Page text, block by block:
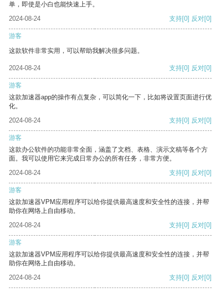
单，即使是小白也能快速上手。
2024-08-24
支持[0] 反对[0]
游客
这款软件非常实用，可以帮助我解决很多问题。
2024-08-24 支持[0] 反对[0]
游客
这款加速器app的操作有点复杂，可以简化一下，比如将设置页面进行优
化。
2024-08-24
支持[0] 反对[0]
游客
这款办公软件的功能非常全面，涵盖了文档、表格、演示文稿等各个方
面。我可以使用它来完成日常办公的所有任务，非常方便。
2024-08-24
支持[0] 反对[0]
游客
这款加速器VPM应用程序可以给你提供最高速度和安全性的连接，并帮
助你在网络上自由移动。
2024-08-24
支持[0] 反对[0]
游客
这款加速器VPM应用程序可以给你提供最高速度和安全性的连接，并帮
助你在网络上自由移动。
2024-08-24
支持[0] 反对[0]